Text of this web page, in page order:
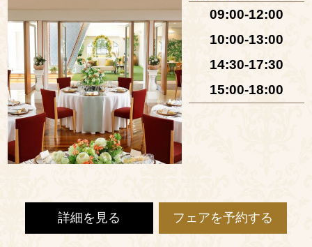
09:00-12:00
10:00-13:00
14:30-17:30
15:00-18:00
詳細を見る フェアを予約する